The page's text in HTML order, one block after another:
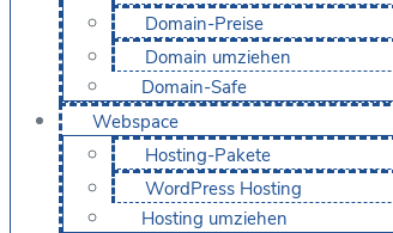
Domain-Preise
Domain umziehen
Domain-Safe
Webspace
Hosting-Pakete
WordPress Hosting
Hosting umziehen